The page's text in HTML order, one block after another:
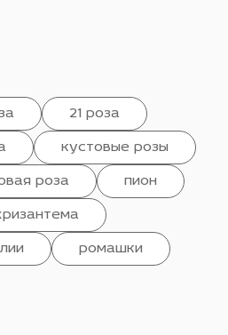
21 роза
кустовые розы
роза пион
ромашки